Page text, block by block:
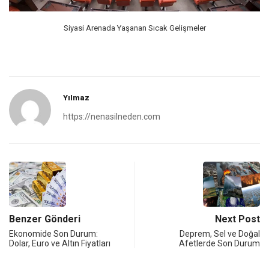
Siyasi Arenada Yaşanan Sıcak Gelişmeler
Yılmaz
https://nenasilneden.com
Benzer Gönderi
Ekonomide Son Durum:
Dolar, Euro ve Altın Fiyatları
Next Post
Deprem, Sel ve Doğal
Afetlerde Son Durum